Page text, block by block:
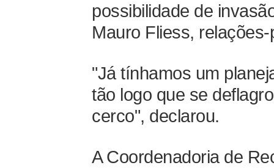
possibilidade de
Mauro Fliess,
"Já tínhamos um
tão logo que se
cerco", declarou.
A Coordenadoria de